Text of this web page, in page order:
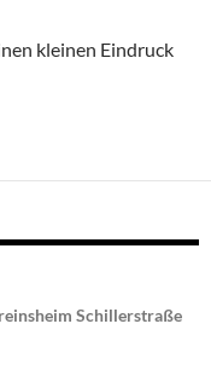
kleinen Eindruck
Schillerstraße